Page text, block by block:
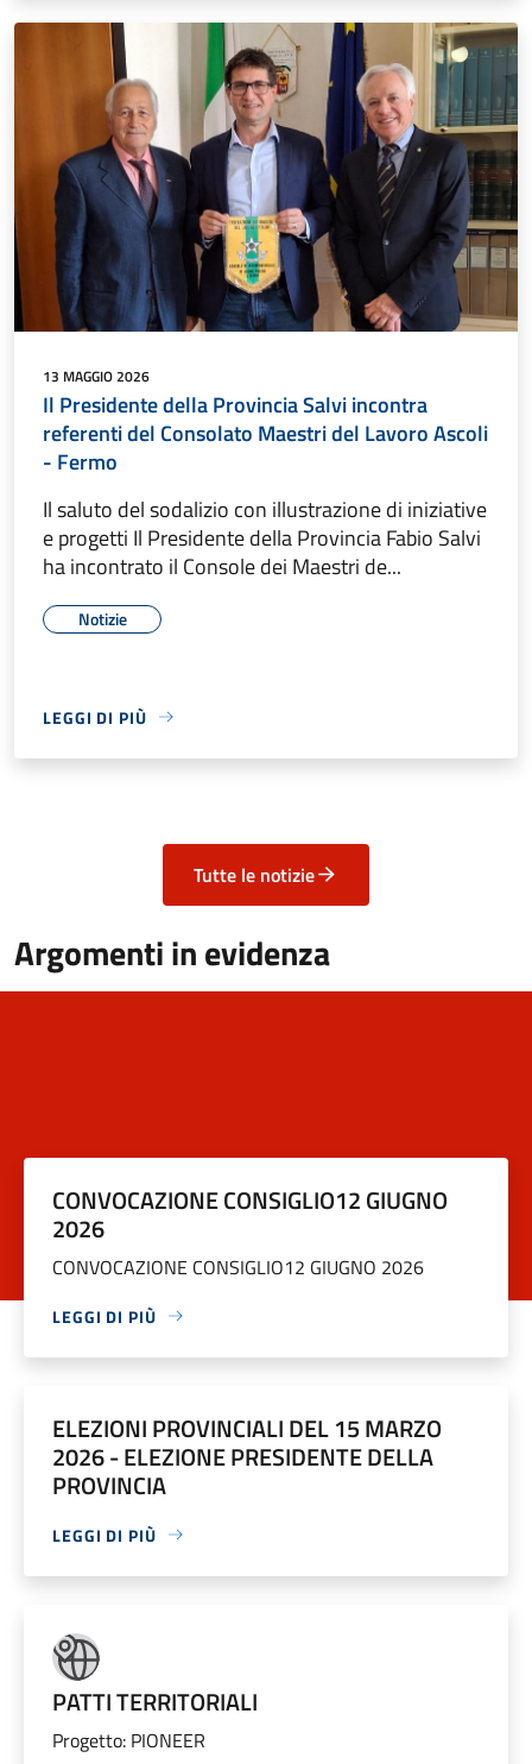
13 MAGGIO 2026
Il Presidente della Provincia Salvi incontra
referenti del Consolato Maestri del Lavoro Ascoli
- Fermo
Il saluto del sodalizio con illustrazione di iniziative
e progetti Il Presidente della Provincia Fabio Salvi
ha incontrato il Console dei Maestri de...
Notizie
LEGGI DI PIÙ
Tutte le notizie
Argomenti in evidenza
CONVOCAZIONE CONSIGLIO12 GIUGNO
2026
CONVOCAZIONE CONSIGLIO12 GIUGNO 2026
LEGGI DI PIÙ
ELEZIONI PROVINCIALI DEL 15 MARZO
2026 - ELEZIONE PRESIDENTE DELLA
PROVINCIA
LEGGI DI PIÙ
PATTI TERRITORIALI
Progetto: PIONEER